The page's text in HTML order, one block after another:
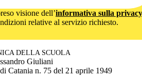
visione dell’informativa sulla privacy
relative al servizio richiesto.
DELLA SCUOLA
Giuliani
Catania n. 75 del 21 aprile 1949